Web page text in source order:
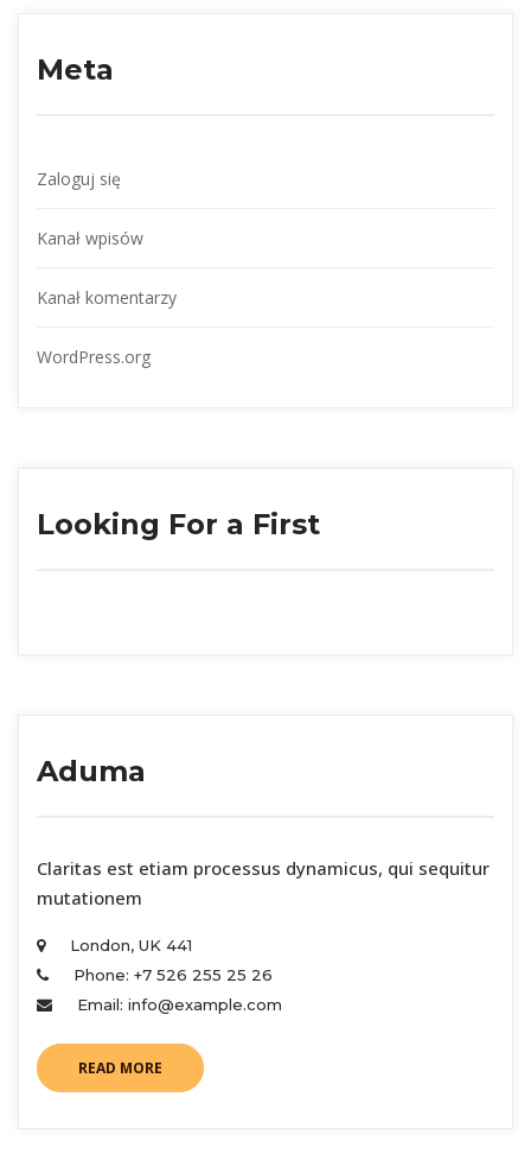
Meta
Zaloguj się
Kanał wpisów
Kanał komentarzy
WordPress.org
Looking For a First
Aduma
Claritas est etiam processus dynamicus, qui sequitur
mutationem
London, UK 441
Phone: +7 526 255 25 26
Email: info@example.com
READ MORE